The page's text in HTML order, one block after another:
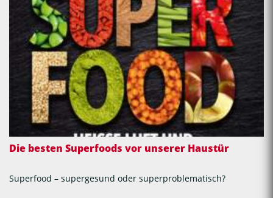
Die besten Superfoods vor unserer Haustür
Superfood – supergesund oder superproblematisch?